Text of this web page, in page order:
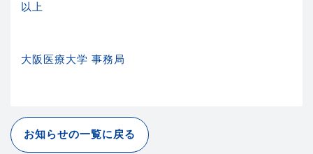
以上
大阪医療大学 事務局
お知らせの一覧に戻る